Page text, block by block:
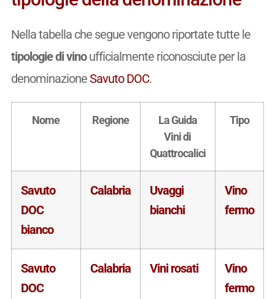
Nella tabella che segue vengono riportate tutte le
tipologie di vinoufficialmente riconosciute per la
denominazioneSavuto DOC.
Nome Regione
La Guida
Vini di
Quattrocalici
Tipo
Savuto
DOC
bianco
Calabria
Uvaggi
bianchi
Vino
fermo
Savuto
DOC
Calabria Vini rosati
Vino
fermo